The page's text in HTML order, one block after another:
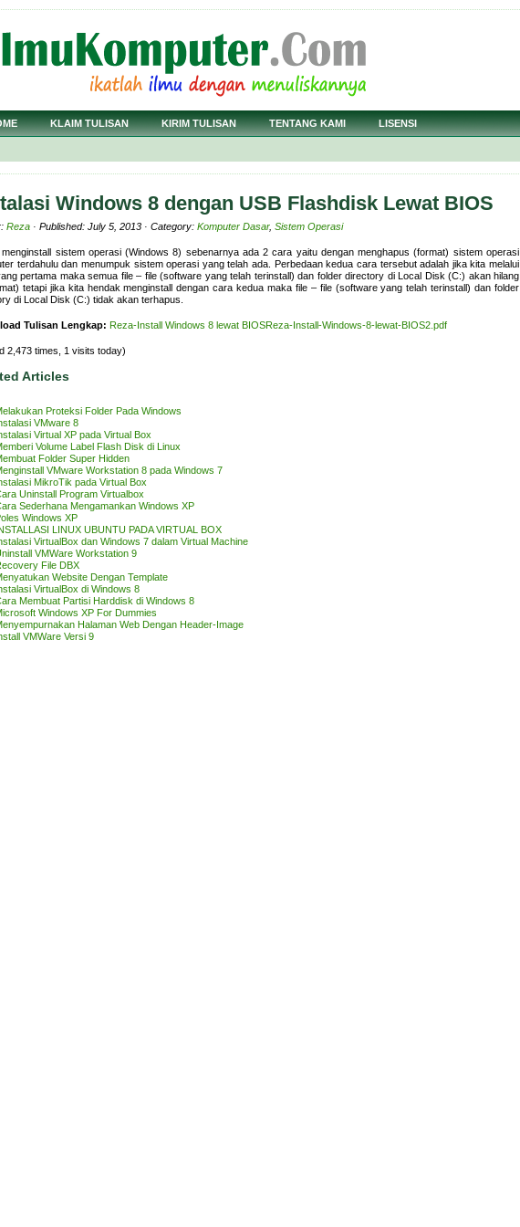
KLAIM TULISAN KIRIM TULISAN TENTANG KAMI LISENSI
Windows 8 dengan USB Flashdisk Lewat BIOS
Reza · Published: July 5, 2013 · Category: Komputer Dasar, Sistem Operasi
sistem operasi (Windows 8) sebenarnya ada 2 cara yaitu dengan menghapus (format) sistem operasi
terdahulu dan menumpuk sistem operasi yang telah ada. Perbedaan kedua cara tersebut adalah jika kita melalui
pertama maka semua file – file (software yang telah terinstall) dan folder directory di Local Disk (C:) akan hilang
tetapi jika kita hendak menginstall dengan cara kedua maka file – file (software yang telah terinstall) dan folder
di Local Disk (C:) tidak akan terhapus.
Tulisan Lengkap: Reza-Install Windows 8 lewat BIOSReza-Install-Windows-8-lewat-BIOS2.pdf
2,473 times, 1 visits today)
Articles
Proteksi Folder Pada Windows
VMware 8
Virtual XP pada Virtual Box
Volume Label Flash Disk di Linux
Folder Super Hidden
VMware Workstation 8 pada Windows 7
MikroTik pada Virtual Box
Uninstall Program Virtualbox
Sederhana Mengamankan Windows XP
Windows XP
LINUX UBUNTU PADA VIRTUAL BOX
VirtualBox dan Windows 7 dalam Virtual Machine
VMWare Workstation 9
File DBX
Website Dengan Template
VirtualBox di Windows 8
Membuat Partisi Harddisk di Windows 8
Windows XP For Dummies
Halaman Web Dengan Header-Image
VMWare Versi 9